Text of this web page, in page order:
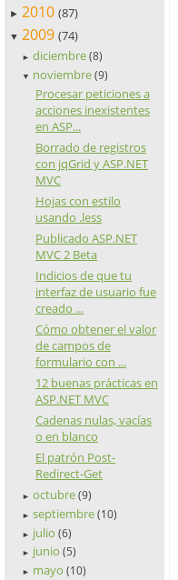
► 2010 (87)
▼ 2009 (74)
► diciembre (8)
▼ noviembre (9)
Procesar peticiones a
acciones inexistentes
en ASP...
Borrado de registros
con jqGrid y ASP.NET
MVC
Hojas con estilo
usando .less
Publicado ASP.NET
MVC 2 Beta
Indicios de que tu
interfaz de usuario fue
creado ...
Cómo obtener el valor
de campos de
formulario con ...
12 buenas prácticas en
ASP.NET MVC
Cadenas nulas, vacías
o en blanco
El patrón Post-
Redirect-Get
► octubre (9)
► septiembre (10)
► julio (6)
► junio (5)
► mayo (10)